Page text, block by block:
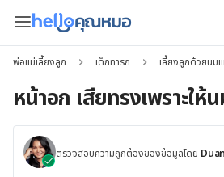
พ่อแม่เลี้ยงลูก เด็กทารก เลี้ยงลูกด้วยนม
หน้าอก เสียทรงเพราะให้
ตรวจสอบความถูกต้องของข้อมูลโดย